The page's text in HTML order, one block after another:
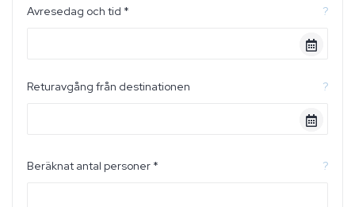
Avresedag och tid * ?
Returavgång från destinationen ?
Beräknat antal personer * ?